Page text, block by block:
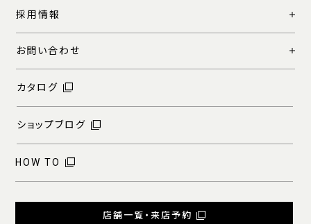
採用情報
お問い合わせ
カタログ
ショップブログ
HOW TO
店舗一覧・来店予約